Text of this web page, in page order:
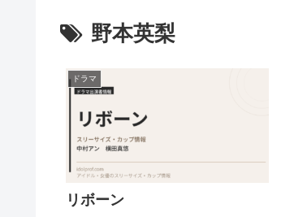
野本英梨
ドラマ
リボーン